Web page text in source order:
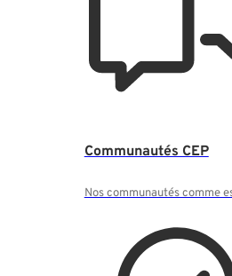
Communautés CEP
Nos communautés comme